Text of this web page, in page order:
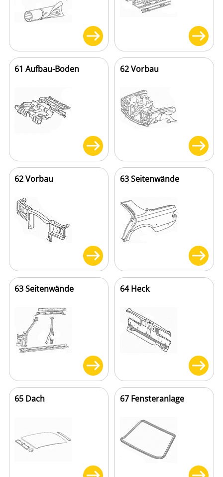
61 Aufbau-Boden 62 Vorbau
62 Vorbau 63 Seitenwände
63 Seitenwände 64 Heck
65 Dach 67 Fensteranlage